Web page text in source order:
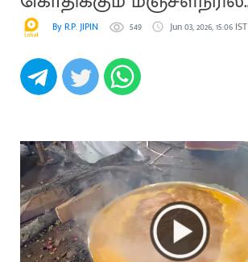
அபிஷேகம்
By R.P. JIPIN 549 Jun 03, 2026, 15:06 IST